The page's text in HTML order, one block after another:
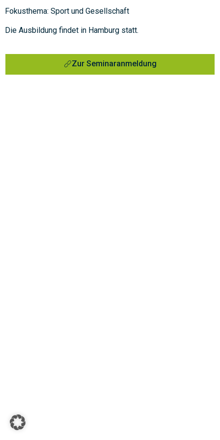
Fokusthema: Sport und Gesellschaft
Die Ausbildung findet in Hamburg statt.
Zur Seminaranmeldung